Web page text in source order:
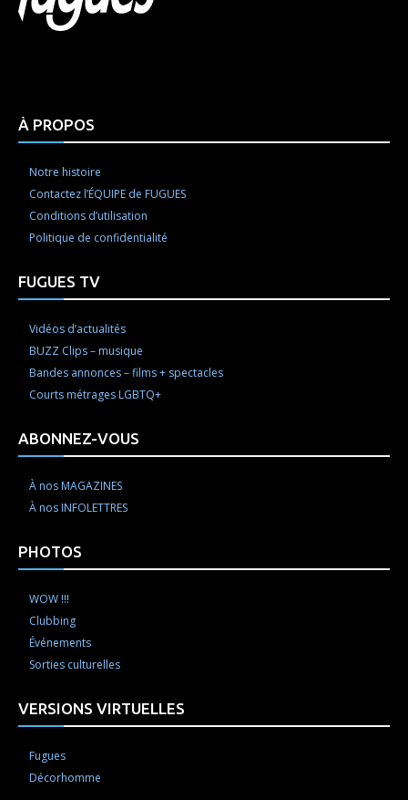
À PROPOS
Notre histoire
Contactez l’ÉQUIPE de FUGUES
Conditions d’utilisation
Politique de confidentialité
FUGUES TV
Vidéos d’actualités
BUZZ Clips – musique
Bandes annonces – films + spectacles
Courts métrages LGBTQ+
ABONNEZ-VOUS
À nos MAGAZINES
À nos INFOLETTRES
PHOTOS
WOW !!!
Clubbing
Événements
Sorties culturelles
VERSIONS VIRTUELLES
Fugues
Décorhomme